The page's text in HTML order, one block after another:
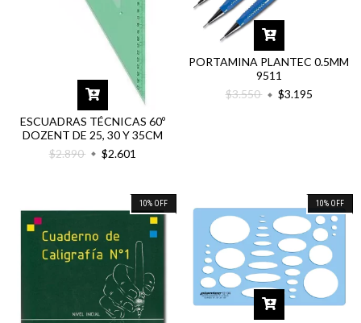
ESCUADRAS TÉCNICAS 60º
DOZENT DE 25, 30 Y 35CM
$2.890
$2.601
PORTAMINA PLANTEC 0.5MM
9511
$3.550
$3.195
10% OFF 10% OFF